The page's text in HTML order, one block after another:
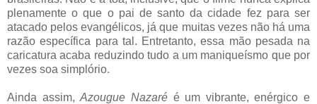
plenamente o que o pai de santo da cidade fez para ser
atacado pelos evangélicos, já que muitas vezes não há uma
razão específica para tal. Entretanto, essa mão pesada na
caricatura acaba reduzindo tudo a um maniqueísmo que por
vezes soa simplório.
Ainda assim,Azougue Nazaré é um vibrante, enérgico e